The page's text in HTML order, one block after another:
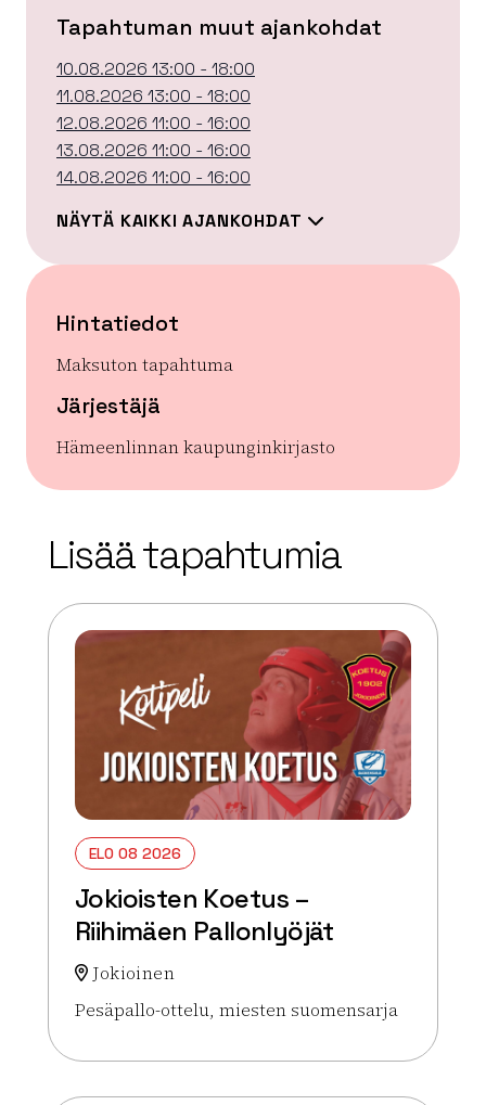
Tapahtuman muut ajankohdat
10.08.2026 13:00 - 18:00
11.08.2026 13:00 - 18:00
12.08.2026 11:00 - 16:00
13.08.2026 11:00 - 16:00
14.08.2026 11:00 - 16:00
NÄYTÄ KAIKKI AJANKOHDAT
Hintatiedot
Maksuton tapahtuma
Järjestäjä
Hämeenlinnan kaupunginkirjasto
OpenStreetMap
Lisää tapahtumia
ELO 08 2026
Jokioisten Koetus –
Riihimäen Pallonlyöjät
Jokioinen
Pesäpallo-ottelu, miesten suomensarja
Lue lisää tapahtumasta Jokioisten Koetus –